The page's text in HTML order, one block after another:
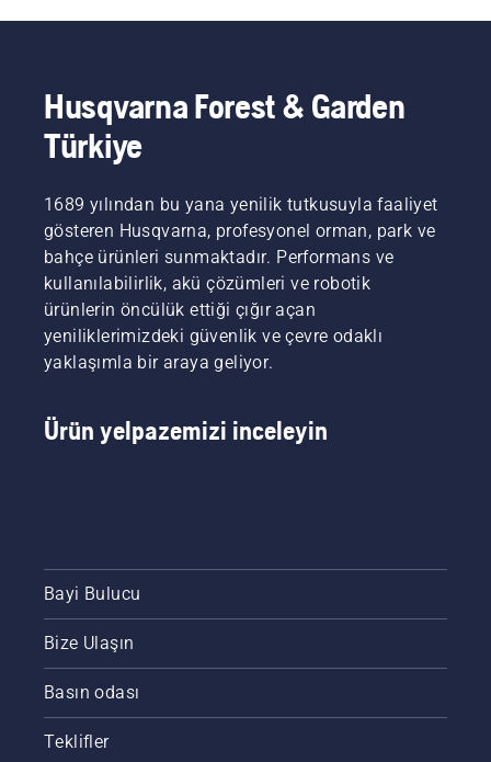
Husqvarna Forest & Garden
Türkiye
1689 yılından bu yana yenilik tutkusuyla faaliyet
gösteren Husqvarna, profesyonel orman, park ve
bahçe ürünleri sunmaktadır. Performans ve
kullanılabilirlik, akü çözümleri ve robotik
ürünlerin öncülük ettiği çığır açan
yeniliklerimizdeki güvenlik ve çevre odaklı
yaklaşımla bir araya geliyor.
Ürün yelpazemizi inceleyin
Bayi Bulucu
Bize Ulaşın
Basın odası
Teklifler